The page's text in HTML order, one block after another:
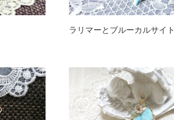
ラリマーとブルーカルサイト